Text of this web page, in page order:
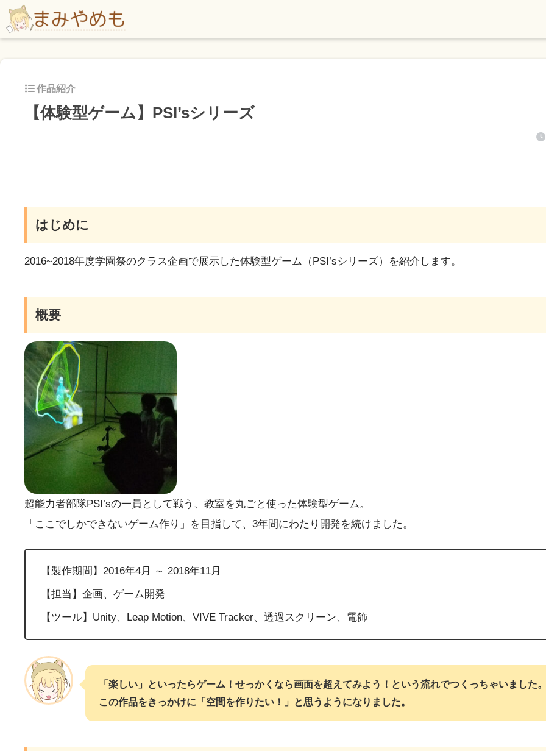
作品紹介
【体験型ゲーム】PSI’sシリーズ
はじめに
2016~2018年度学園祭のクラス企画で展示した体験型ゲーム（PSI’sシリーズ）を紹介します。
概要
超能力者部隊PSI’sの一員として戦う、教室を丸ごと使った体験型ゲーム。
「ここでしかできないゲーム作り」を目指して、3年間にわたり開発を続けました。
【製作期間】2016年4月 ～ 2018年11月
【担当】企画、ゲーム開発
【ツール】Unity、Leap Motion、VIVE Tracker、透過スクリーン、電飾
「楽しい」といったらゲーム！せっかくなら画面を超えてみよう！という流れでつくっちゃいました
この作品をきっかけに「空間を作りたい！」と思うようになりました。